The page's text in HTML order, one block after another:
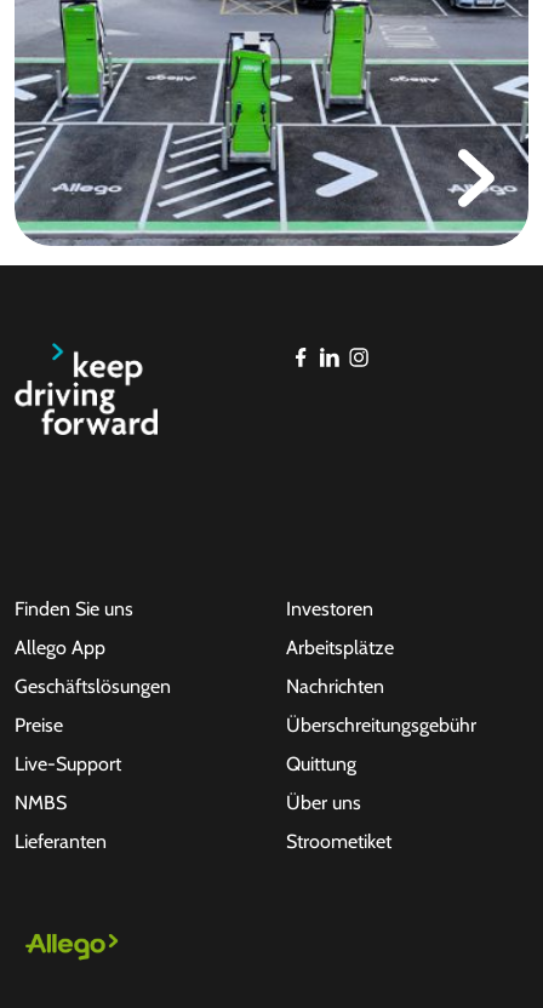
Finden Sie uns
Allego App
Geschäftslösungen
Preise
Live-Support
NMBS
Lieferanten
Investoren
Arbeitsplätze
Nachrichten
Überschreitungsgebühr
Quittung
Über uns
Stroometiket